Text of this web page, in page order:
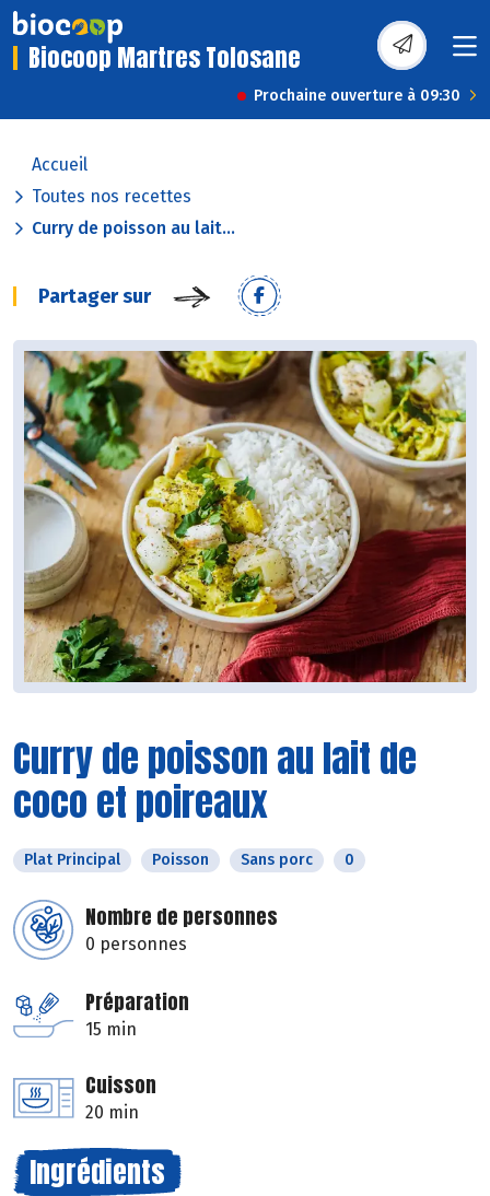
Biocoop Martres Tolosane
Prochaine ouverture à 09:30
Accueil
Toutes nos recettes
Curry de poisson au lait...
Partager sur
Curry de poisson au lait de
coco et poireaux
Plat Principal Poisson Sans porc 0
Nombre de personnes
0 personnes
Préparation
15 min
Cuisson
20 min
Ingrédients